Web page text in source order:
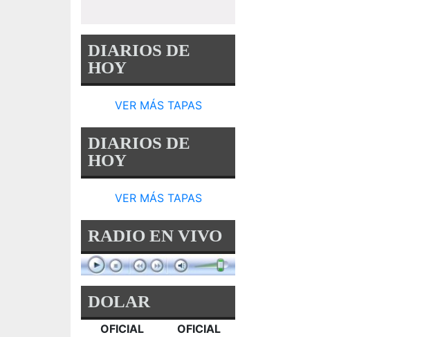
DIARIOS DE
HOY
VER MÁS TAPAS
DIARIOS DE
HOY
VER MÁS TAPAS
RADIO EN VIVO
DOLAR
OFICIAL OFICIAL